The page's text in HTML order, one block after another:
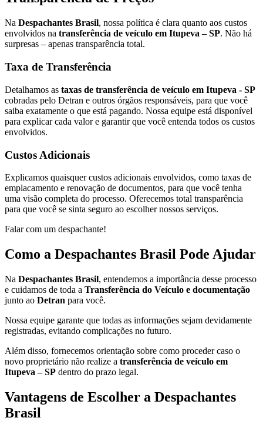
Na Despachantes Brasil, nossa política é clara quanto aos custos
envolvidos na transferência de veículo em Itupeva – SP. Não há
surpresas – apenas transparência total.
Taxa de Transferência
Detalhamos as taxas de transferência de veículo em Itupeva - SP
cobradas pelo Detran e outros órgãos responsáveis, para que você
saiba exatamente o que está pagando. Nossa equipe está disponível
para explicar cada valor e garantir que você entenda todos os custos
envolvidos.
Custos Adicionais
Explicamos quaisquer custos adicionais envolvidos, como taxas de
emplacamento e renovação de documentos, para que você tenha
uma visão completa do processo. Oferecemos total transparência
para que você se sinta seguro ao escolher nossos serviços.
Falar com um despachante!
Como a Despachantes Brasil Pode Ajudar
Na Despachantes Brasil, entendemos a importância desse processo
e cuidamos de toda a Transferência do Veículo e documentação
junto ao Detran para você.
Nossa equipe garante que todas as informações sejam devidamente
registradas, evitando complicações no futuro.
Além disso, fornecemos orientação sobre como proceder caso o
novo proprietário não realize a transferência de veículo em
Itupeva – SP dentro do prazo legal.
Vantagens de Escolher a Despachantes
Brasil